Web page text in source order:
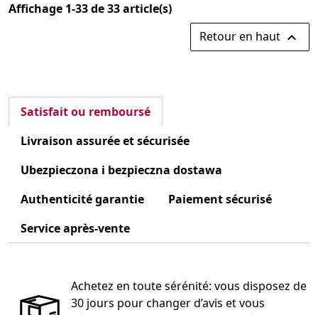
Affichage 1-33 de 33 article(s)
Retour en haut 
Satisfait ou remboursé
Livraison assurée et sécurisée
Ubezpieczona i bezpieczna dostawa
Authenticité garantie
Paiement sécurisé
Service après-vente
Achetez en toute sérénité: vous disposez de
30 jours pour changer d’avis et vous